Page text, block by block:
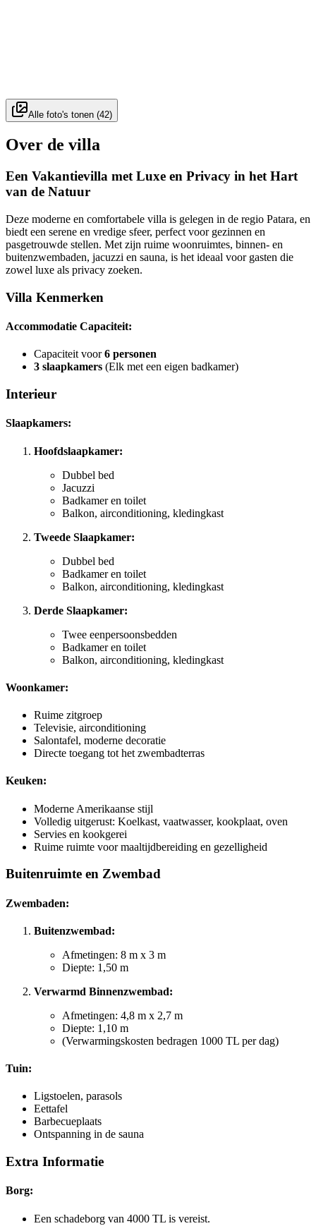
Alle foto's tonen (42)
Over de villa
Een Vakantievilla met Luxe en Privacy in het Hart
van de Natuur
Deze moderne en comfortabele villa is gelegen in de regio Patara, en
biedt een serene en vredige sfeer, perfect voor gezinnen en
pasgetrouwde stellen. Met zijn ruime woonruimtes, binnen- en
buitenzwembaden, jacuzzi en sauna, is het ideaal voor gasten die
zowel luxe als privacy zoeken.
Villa Kenmerken
Accommodatie Capaciteit:
Capaciteit voor6 personen
3 slaapkamers (Elk met een eigen badkamer)
Interieur
Slaapkamers:
Hoofdslaapkamer:
Dubbel bed
Jacuzzi
Badkamer en toilet
Balkon, airconditioning, kledingkast
Tweede Slaapkamer:
Dubbel bed
Badkamer en toilet
Balkon, airconditioning, kledingkast
Derde Slaapkamer:
Twee eenpersoonsbedden
Badkamer en toilet
Balkon, airconditioning, kledingkast
Woonkamer:
Ruime zitgroep
Televisie, airconditioning
Salontafel, moderne decoratie
Directe toegang tot het zwembadterras
Keuken:
Moderne Amerikaanse stijl
Volledig uitgerust: Koelkast, vaatwasser, kookplaat, oven
Servies en kookgerei
Ruime ruimte voor maaltijdbereiding en gezelligheid
Buitenruimte en Zwembad
Zwembaden:
Buitenzwembad:
Afmetingen: 8 m x 3 m
Diepte: 1,50 m
Verwarmd Binnenzwembad:
Afmetingen: 4,8 m x 2,7 m
Diepte: 1,10 m
(Verwarmingskosten bedragen 1000 TL per dag)
Tuin:
Ligstoelen, parasols
Eettafel
Barbecueplaats
Ontspanning in de sauna
Extra Informatie
Borg:
Een schadeborg van 4000 TL is vereist.